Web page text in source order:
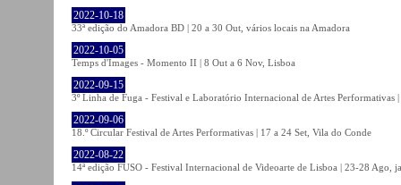
2022-10-18
33ª edição do Amadora BD | 20 a 30 Out, vários locais na Amadora
2022-10-05
Temps d'Images - Momento II | 8 Out a 6 Nov, Lisboa
2022-09-15
3º Linha de Fuga - Festival e Laboratório Internacional de Artes Performativas
2022-09-06
18.º Circular Festival de Artes Performativas | 17 a 24 Set, Vila do Conde
2022-08-22
14ª edição FUSO - Festival Internacional de Videoarte de Lisboa | 23-28 Ago,